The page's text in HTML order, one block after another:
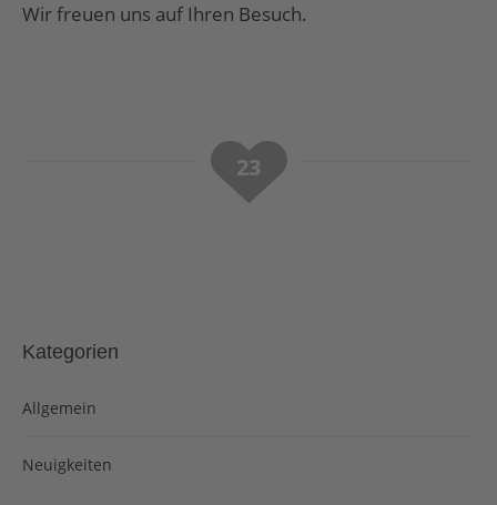
Wir freuen uns auf Ihren Besuch.
23
Kategorien
Allgemein
Neuigkeiten